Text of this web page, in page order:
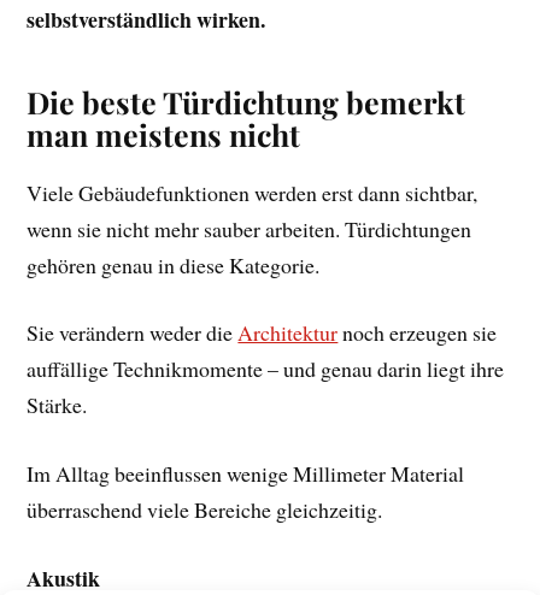
selbstverständlich wirken.
Die beste Türdichtung bemerkt
man meistens nicht
Viele Gebäudefunktionen werden erst dann sichtbar,
wenn sie nicht mehr sauber arbeiten. Türdichtungen
gehören genau in diese Kategorie.
Sie verändern weder dieArchitekturnoch erzeugen sie
auffällige Technikmomente – und genau darin liegt ihre
Stärke.
Im Alltag beeinflussen wenige Millimeter Material
überraschend viele Bereiche gleichzeitig.
Akustik